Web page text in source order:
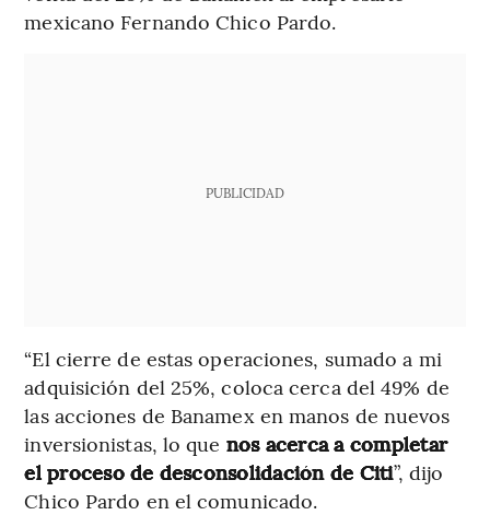
mexicano Fernando Chico Pardo.
PUBLICIDAD
“El cierre de estas operaciones, sumado a mi
adquisición del 25%, coloca cerca del 49% de
las acciones de Banamex en manos de nuevos
inversionistas, lo que nos acerca a completar
el proceso de desconsolidación de Citi”, dijo
Chico Pardo en el comunicado.